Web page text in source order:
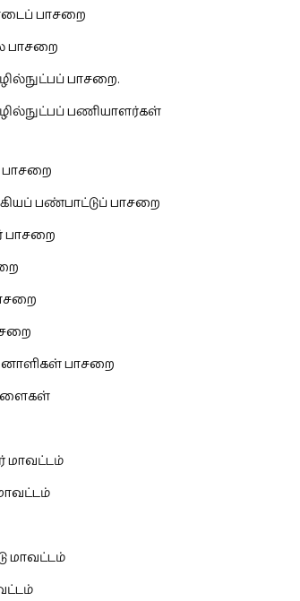
பாசறை
பாசறை
பாசறை.
பணியாளர்கள்
பாசறை
பண்பாட்டுப் பாசறை
பாசறை
பாசறை
மாவட்டம்
மாவட்டம்